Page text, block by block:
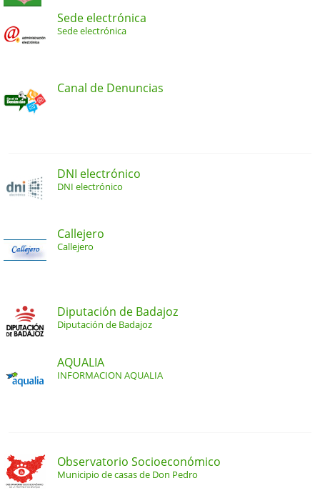
Sede electrónica
Sede electrónica
Canal de Denuncias
DNI electrónico
DNI electrónico
Callejero
Callejero
Diputación de Badajoz
Diputación de Badajoz
AQUALIA
INFORMACION AQUALIA
Observatorio Socioeconómico
Municipio de casas de Don Pedro